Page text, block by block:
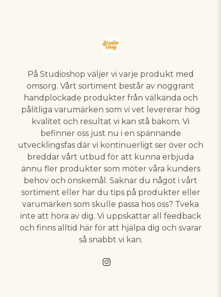
På Studioshop väljer vi varje produkt med
omsorg. Vårt sortiment består av noggrant
handplockade produkter från välkända och
pålitliga varumärken som vi vet levererar hög
kvalitet och resultat vi kan stå bakom. Vi
befinner oss just nu i en spännande
utvecklingsfas där vi kontinuerligt ser över och
breddar vårt utbud för att kunna erbjuda
ännu fler produkter som möter våra kunders
behov och önskemål. Saknar du något i vårt
sortiment eller har du tips på produkter eller
varumärken som skulle passa hos oss? Tveka
inte att höra av dig. Vi uppskattar all feedback
och finns alltid här för att hjälpa dig och svarar
så snabbt vi kan.